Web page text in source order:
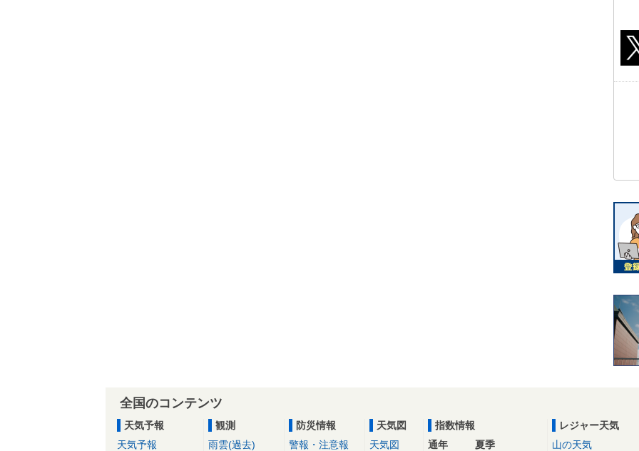
全国のコンテンツ
天気予報
天気予報
観測
雨雲(過去)
防災情報
警報・注意報
天気図
天気図
指数情報
通年
夏季
レジャー天気
山の天気